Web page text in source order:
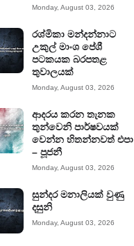
Monday, August 03, 2026
රශ්මිකා මන්දන්නාට
උකුල් මාංශ පේශී
පටකයක බරපතළ
තුවාලයක්
Monday, August 03, 2026
ආදරය කරන තැනක
තුන්වෙනි පාර්ෂවයක්
වෙන්න හිතන්නවත් එපා
– පූජනී
Monday, August 03, 2026
සුන්දර මනාලියක් වුණු
දසුනි
Monday, August 03, 2026